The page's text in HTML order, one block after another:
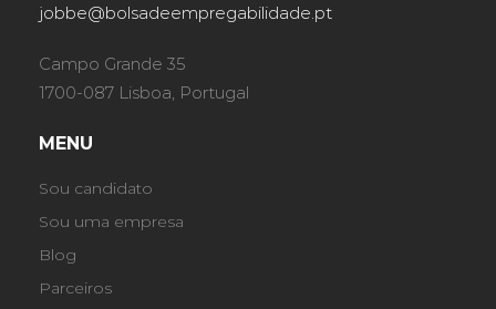
jobbe@bolsadeempregabilidade.pt
Campo Grande 35
1700-087 Lisboa, Portugal
MENU
Sou candidato
Sou uma empresa
Blog
Parceiros